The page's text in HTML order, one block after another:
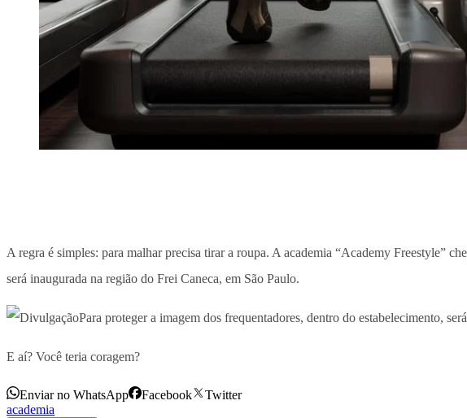
A regra é simples: para malhar precisa tirar a roupa. A academia “Academy Freestyle”
será inaugurada na região do Frei Caneca, em São Paulo.
Para proteger a imagem dos frequentadores, dentro do estabelecimento,
E aí? Você teria coragem?
Enviar no WhatsApp Facebook
Twitter
academia